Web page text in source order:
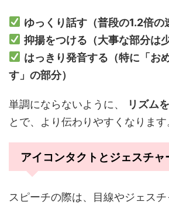
ゆっくり話す（普段の1.2倍の
抑揚をつける（大事な部分は
はっきり発音する（特に「お
す」の部分）
単調にならないように、 リズム
とで、より伝わりやすくなります
アイコンタクトとジェスチャ
スピーチの際は、目線やジェスチ